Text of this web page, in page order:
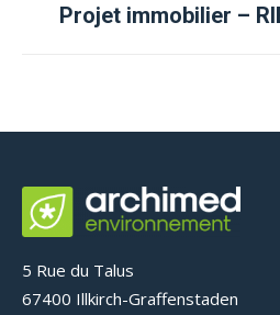
Projet immobilier –
5 Rue du Talus
67400 Illkirch-Graffenstaden